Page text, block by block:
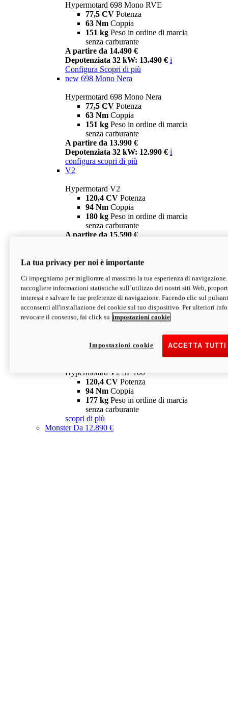
Hypermotard 698 Mono RVE
77,5 CV Potenza
63 Nm Coppia
151 kg Peso in ordine di marcia
senza carburante
A partire da 14.490 €
Depotenziata 32 kW: 13.490 € i
Configura Scopri di più
new 698 Mono Nera
Hypermotard 698 Mono Nera
77,5 CV Potenza
63 Nm Coppia
151 kg Peso in ordine di marcia
senza carburante
A partire da 13.990 €
Depotenziata 32 kW: 12.990 € i
configura scopri di più
V2
Hypermotard V2
120,4 CV Potenza
94 Nm Coppia
180 kg Peso in ordine di marcia
senza carburante
A partire da 15.590 €
V2 SP
Hypermotard V2 SP
120,4 CVPotenza
94 NmCoppia
177 kgPeso in ordine di marcia
senza carburante
Depotenziata 35 kW: 18.890 € i
configura scopri di più
Hypermotard V2 SP 100
120,4 CV Potenza
94 Nm Coppia
177 kg Peso in ordine di marcia
senza carburante
scopri di più
MonsterDa 12.890 €
La tua privacy per noi è importante
Ci impegniamo per migliorare al massimo la tua esperienza di
raccogliere informazioni statistiche sull’utilizzo dei nostri siti Web,
interessi e salvare le tue preferenze di navigazione. Facendo clic sul
acconsenti all'installazione dei cookie sul tuo dispositivo. Per ulteriori
revocare il consenso, fai click su impostazioni cookie
ACCETTA
Impostazioni cookie